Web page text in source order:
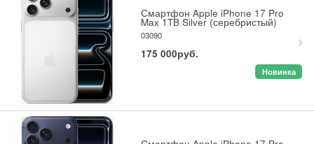
Смартфон Apple iPhone 17 Pro
Max 1TB Silver (серебристый)
03090
175 000руб.
Новинка